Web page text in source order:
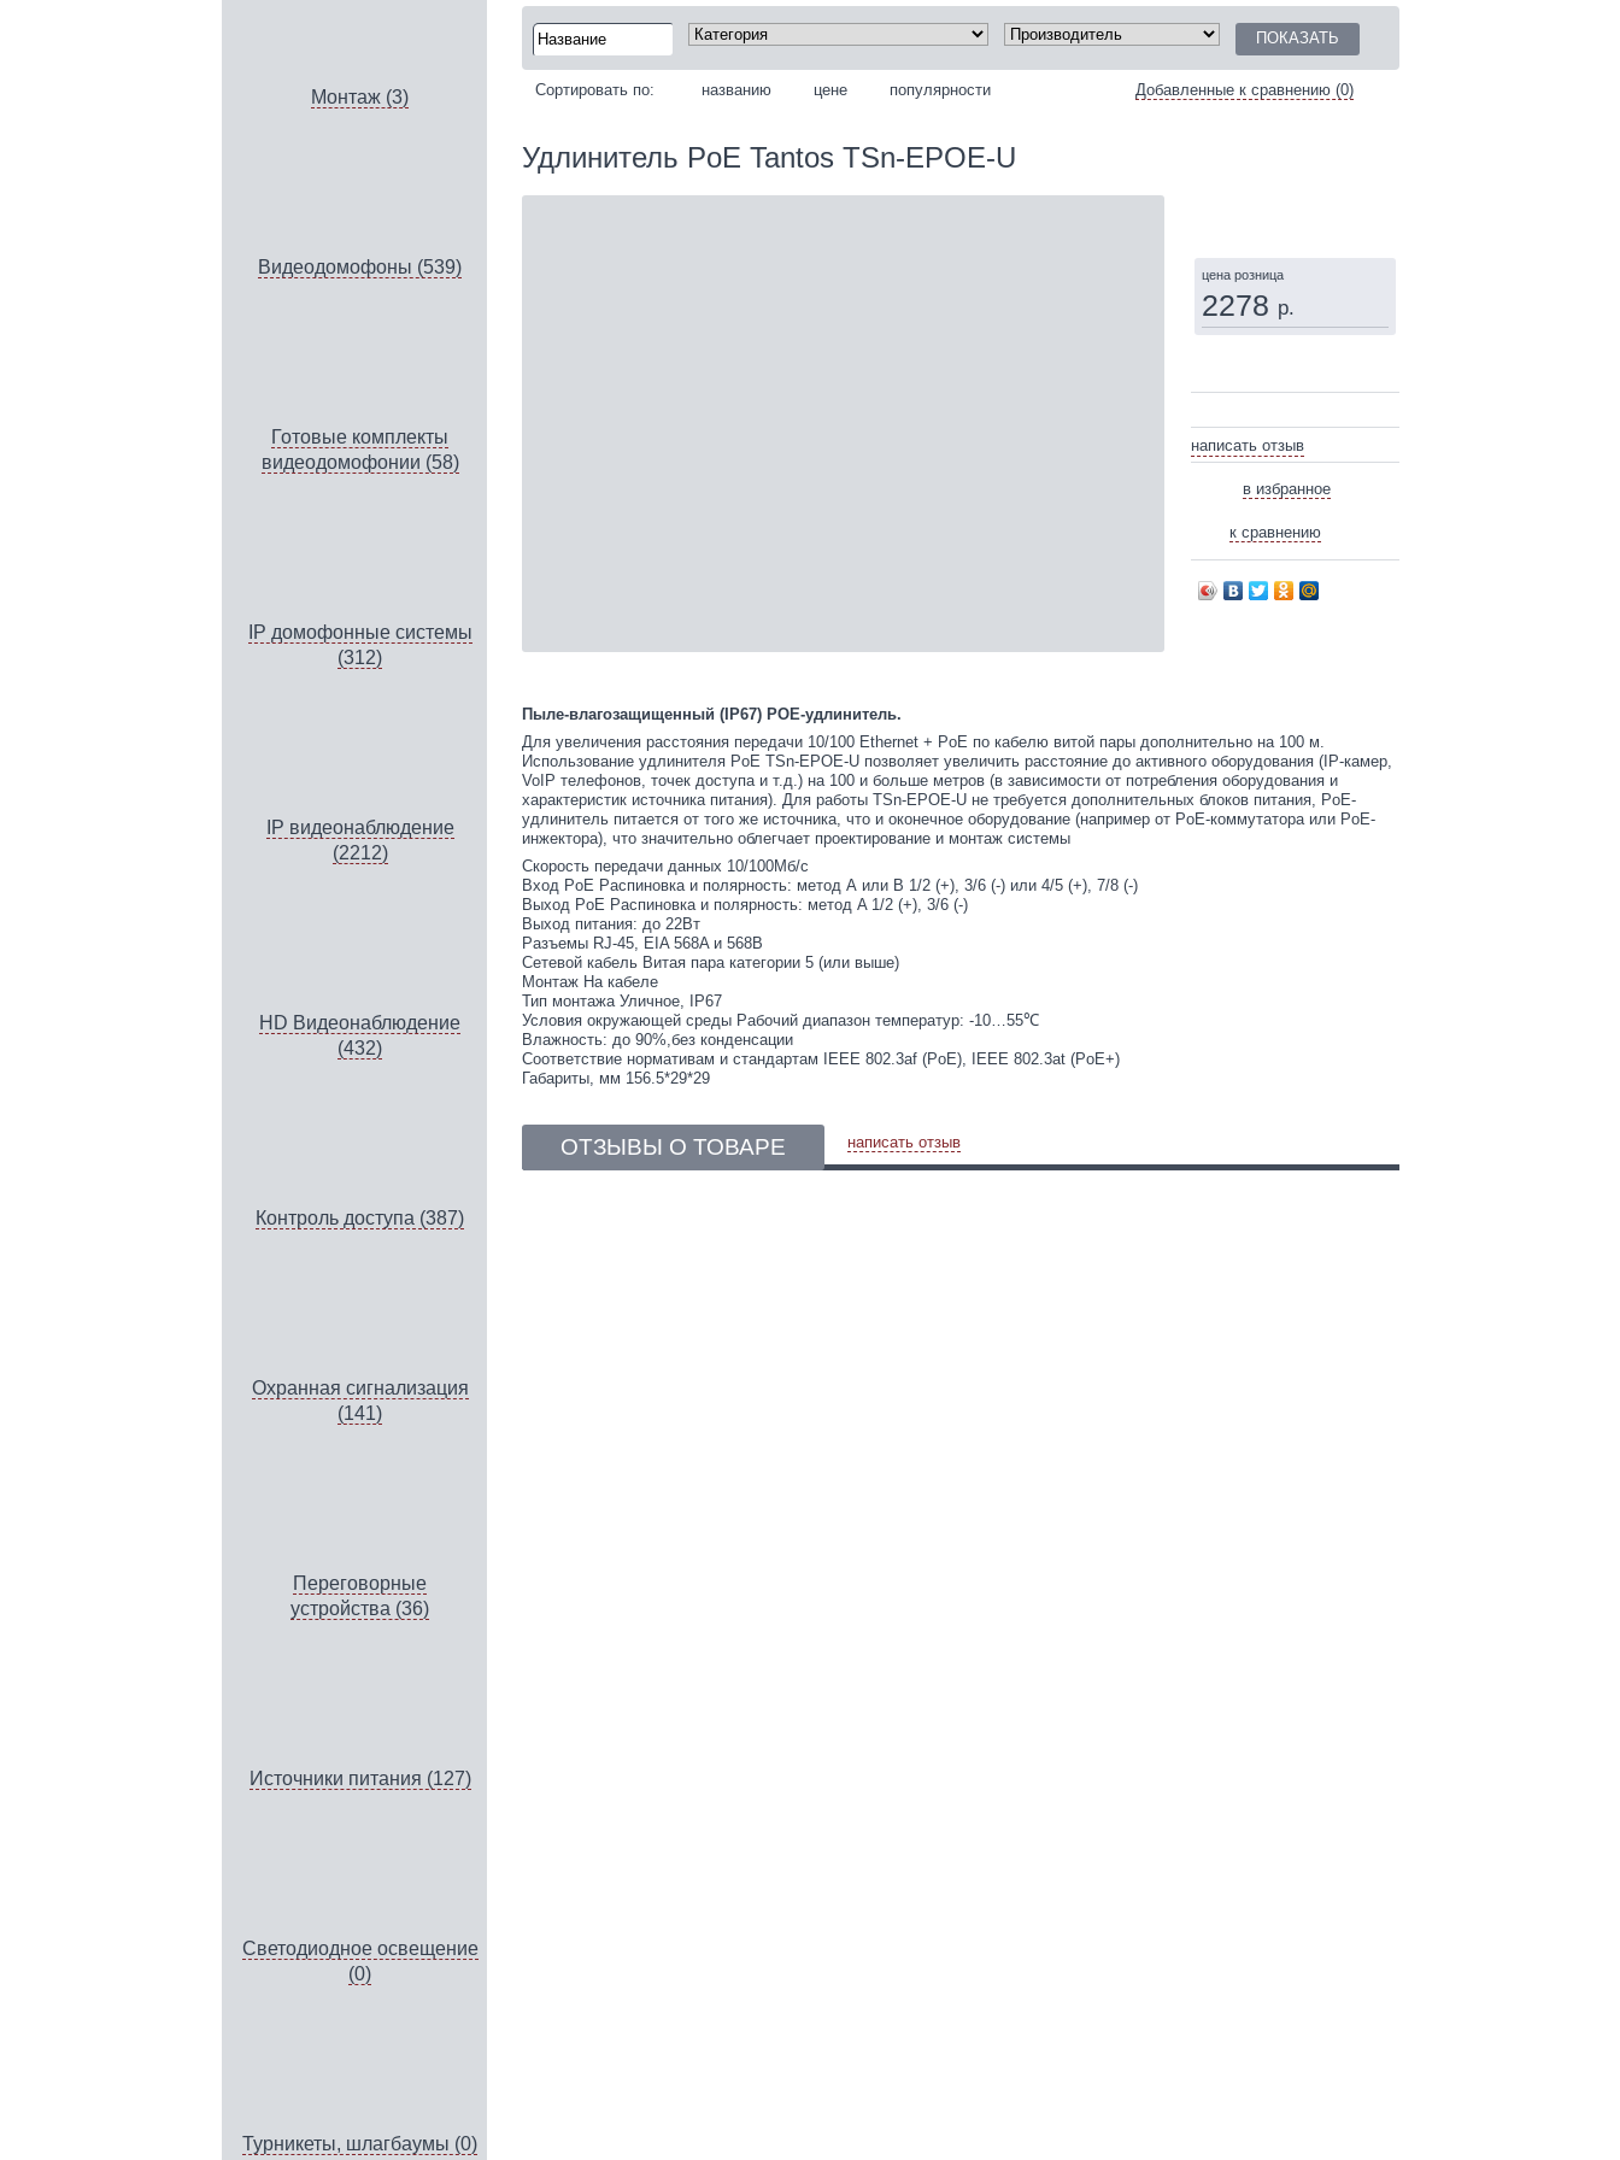
Монтаж (3)
Видеодомофоны (539)
Готовые комплекты
видеодомофонии (58)
IP домофонные системы
(312)
IP видеонаблюдение
(2212)
HD Видеонаблюдение
(432)
Контроль доступа (387)
Охранная сигнализация
(141)
Переговорные
устройства (36)
Источники питания (127)
Светодиодное освещение
(0)
Турникеты, шлагбаумы (0)
Добавленные к сравнению (0)
Сортировать по: названию цене популярности
Удлинитель PoE Tantos TSn-EPOE-U
цена розница
2278 р.
написать отзыв
в избранное
к сравнению
Пыле-влагозащищенный (IP67) POE-удлинитель.
Для увеличения расстояния передачи 10/100 Ethernet + PoE по кабелю витой пары дополнительно на 100 м.
Использование удлинителя PoE TSn-EPOE-U позволяет увеличить расстояние до активного оборудования (IP-камер,
VoIP телефонов, точек доступа и т.д.) на 100 и больше метров (в зависимости от потребления оборудования и
характеристик источника питания). Для работы TSn-EPOE-U не требуется дополнительных блоков питания, PoE-
удлинитель питается от того же источника, что и оконечное оборудование (например от PoE-коммутатора или PoE-
инжектора), что значительно облегчает проектирование и монтаж системы
Скорость передачи данных 10/100Мб/с
Вход PoE Распиновка и полярность: метод А или В 1/2 (+), 3/6 (-) или 4/5 (+), 7/8 (-)
Выход PoE Распиновка и полярность: метод A 1/2 (+), 3/6 (-)
Выход питания: до 22Вт
Разъемы RJ-45, EIA 568A и 568B
Сетевой кабель Витая пара категории 5 (или выше)
Монтаж На кабеле
Тип монтажа Уличное, IP67
Условия окружающей среды Рабочий диапазон температур: -10…55℃
Влажность: до 90%,без конденсации
Соответствие нормативам и стандартам IEEE 802.3af (PoE), IEEE 802.3at (PoE+)
Габариты, мм 156.5*29*29
ОТЗЫВЫ О ТОВАРЕ написать отзыв